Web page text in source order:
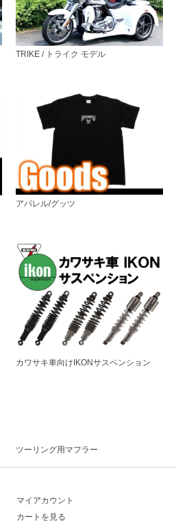
TRIKE / トライク モデル
アパレル/グッツ
カワサキ車向けIKONサスペンション
ツーリング用マフラー
マイアカウント
カートを見る